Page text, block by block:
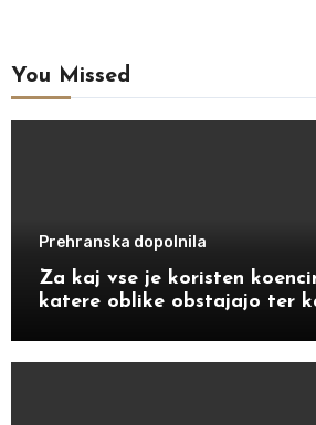
You Missed
Prehranska dopolnila
Za kaj vse je koristen
katere oblike obstajajo ter